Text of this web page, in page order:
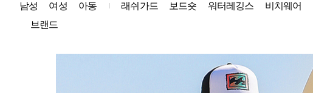
남성 여성 아동 래쉬가드 보드숏 워터레깅스 비치웨어
브랜드